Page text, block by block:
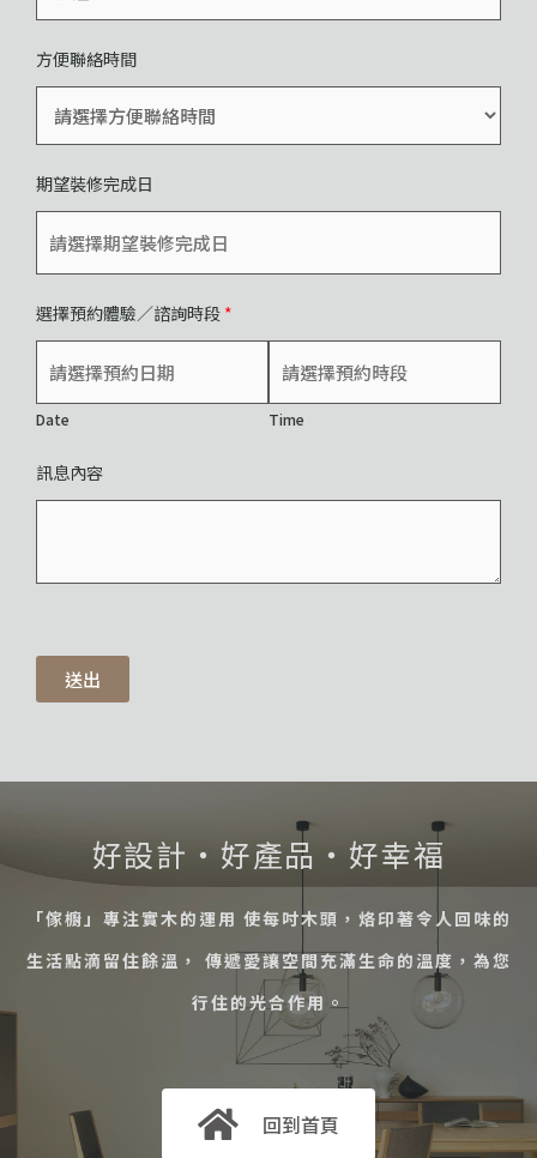
方便聯絡時間
期望裝修完成日
選擇預約體驗／諮詢時段 *
Date Time
訊息內容
送出
好設計・好產品・好幸福
「傢櫥」專注實木的運用 使每吋木頭，烙印著令人回味的
生活點滴留住餘溫， 傳遞愛讓空間充滿生命的溫度，為您
行住的光合作用。
回到首頁